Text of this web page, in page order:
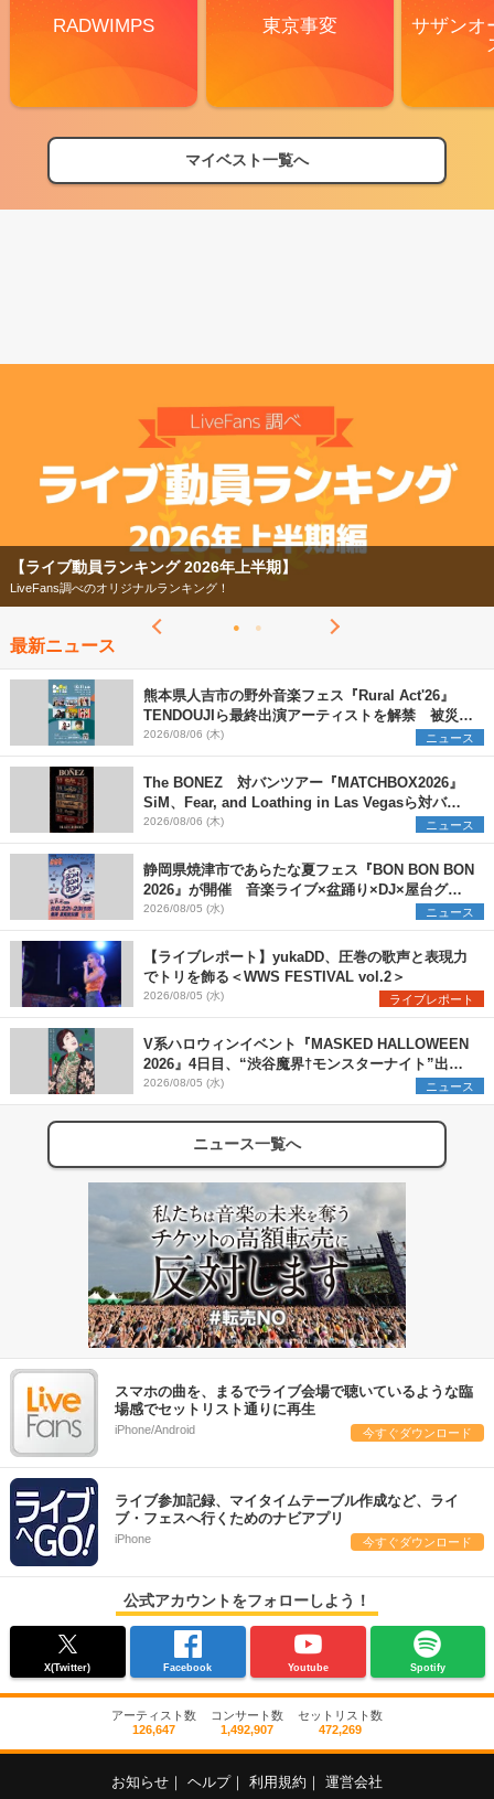
RADWIMPS 東京事変
サザンオ
マイベスト一覧へ
【フェス特集2026】
今年もフェスの季節がやってきた！
最新ニュース
熊本県人吉市の野外音楽フェス『Rural Act'26』
TENDOUJIら最終出演アーティストを解禁 被災地
支援プロジェクトの始動も発表
2026/08/06 (木) ニュース
The BONEZ 対バンツアー『MATCHBOX2026』
SiM、Fear, and Loathing in Las Vegasら対バン
アーティストを一斉解禁
2026/08/06 (木) ニュース
静岡県焼津市であらたな夏フェス『BON BON BON
2026』が開催 音楽ライブ×盆踊り×DJ×屋台グル
メ×ランタンナイトで彩る2日間
2026/08/05 (水) ニュース
【ライブレポート】yukaDD、圧巻の歌声と表現力
でトリを飾る＜WWS FESTIVAL vol.2＞
2026/08/05 (水) ライブレポート
V系ハロウィンイベント『MASKED HALLOWEEN
2026』4日目、“渋谷魔界†モンスターナイト”出演6
組を発表
2026/08/05 (水) ニュース
ニュース一覧へ
スマホの曲を、まるでライブ会場で聴いているような臨
場感でセットリスト通りに再生
iPhone/Android 今すぐダウンロード
ライブ参加記録、マイタイムテーブル作成など、ライ
ブ・フェスへ行くためのナビアプリ
iPhone 今すぐダウンロード
公式アカウントをフォローしよう！
X(Twitter) Facebook Youtube Spotify
アーティスト数
126,647
コンサート数
1,492,907
セットリスト数
472,269
お知らせ ヘルプ 利用規約 運営会社